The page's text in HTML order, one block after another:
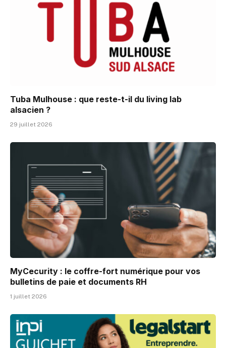
Tuba Mulhouse : que reste-t-il du living lab
alsacien ?
29 juillet 2026
MyCecurity : le coffre-fort numérique pour vos
bulletins de paie et documents RH
1 juillet 2026